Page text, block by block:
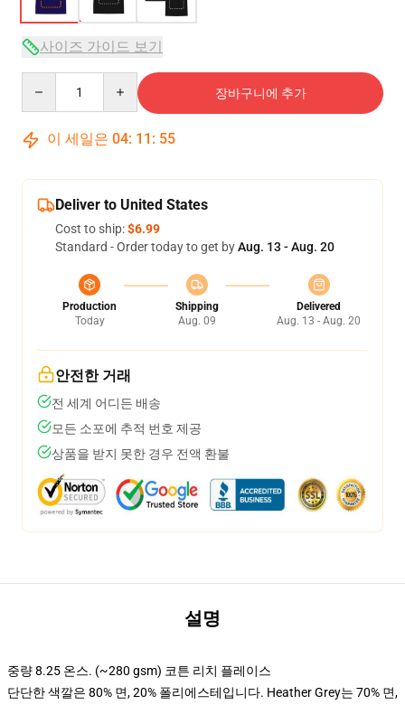
사이즈 가이드 보기
장바구니에 추가
이 세일은 04: 11 : 54
Deliver to United States
Cost to ship:$6.99
Standard - Order today to get byAug. 13 - Aug. 20
Production
Today
Shipping
Aug. 09
Delivered
Aug. 13 - Aug. 20
안전한 거래
전 세계 어디든 배송
모든 소포에 추적 번호 제공
상품을 받지 못한 경우 전액 환불
설명
중량 8.25 온스. (~280 gsm) 코튼 리치 플레이스
단단한 색깔은 80% 면, 20% 폴리에스테입니다. Heather Grey는 70% 면,